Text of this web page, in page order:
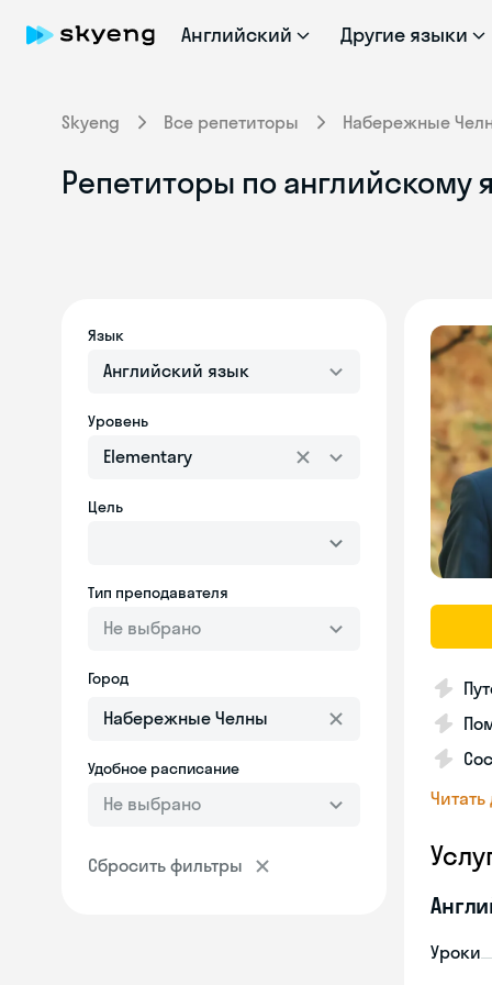
Английский Другие языки
Skyeng Все репетиторы Набережные
Репетиторы по английскому
Язык
Английский язык
Уровень
Elementary
Цель
Тип преподавателя
Не выбрано
Город
Удобное расписание
Не выбрано
Сбросить фильтры
Уроки